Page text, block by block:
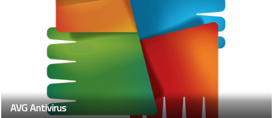
AVG Antivirus